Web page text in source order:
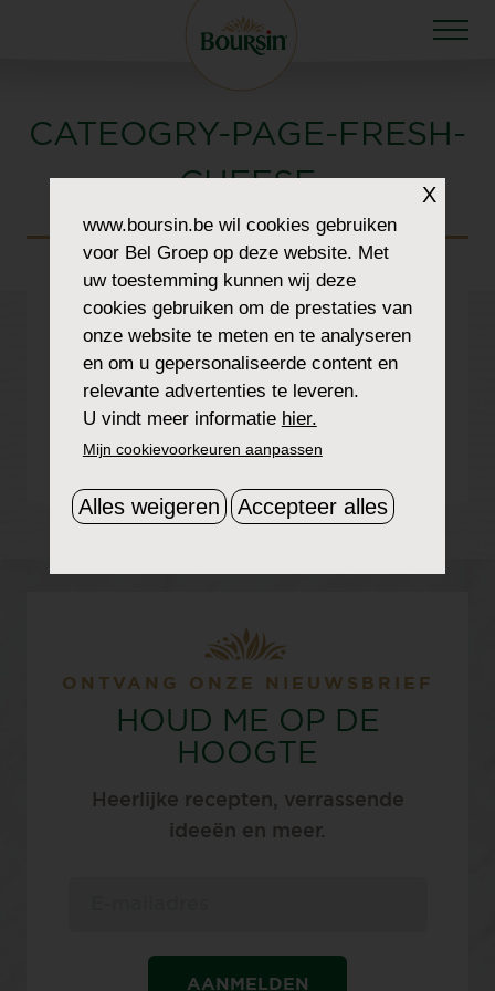
CATEOGRY-PAGE-FRESH-
CHEESE
ONTVANG ONZE NIEUWSBRIEF
HOUD ME OP DE
HOOGTE
Heerlijke recepten, verrassende
ideeën en meer.
AANMELDEN
X
www.boursin.bewil cookies gebruiken
voor Bel Groep op deze website. Met
uw toestemming kunnen wij deze
cookies gebruiken om de prestaties van
onze website te meten en te analyseren
en om u gepersonaliseerde content en
relevante advertenties te leveren.
U vindt meer informatie hier.
Mijn cookievoorkeuren aanpassen
Alles weigeren Accepteer alles